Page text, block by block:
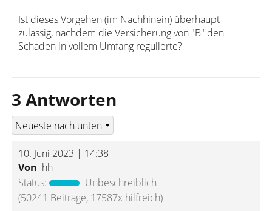
Ist dieses Vorgehen (im Nachhinein) überhaupt
zulässig, nachdem die Versicherung von "B" den
Schaden in vollem Umfang regulierte?
3 Antworten
10. Juni 2023 | 14:38
Von hh
Status:
Unbeschreiblich
(50241 Beiträge, 17587x hilfreich)